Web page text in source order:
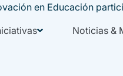
Noticias &